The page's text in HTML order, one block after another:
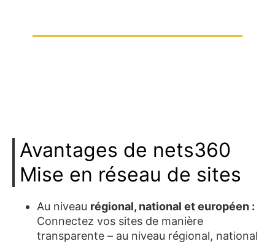
Avantages de nets360
Mise en réseau de sites
Au niveau régional, national et européen :
Connectez vos sites de manière
transparente – au niveau régional, national